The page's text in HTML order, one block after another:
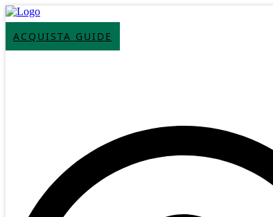
ACQUISTA GUIDE